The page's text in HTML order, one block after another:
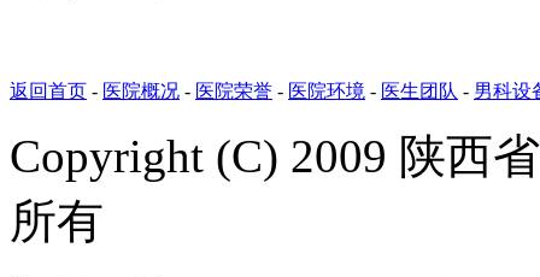
返回首页 - 医院概况 - 医院荣誉 - 医院环境 - 医生团队 - 男科设
Copyright (C) 2009 陕西
所有